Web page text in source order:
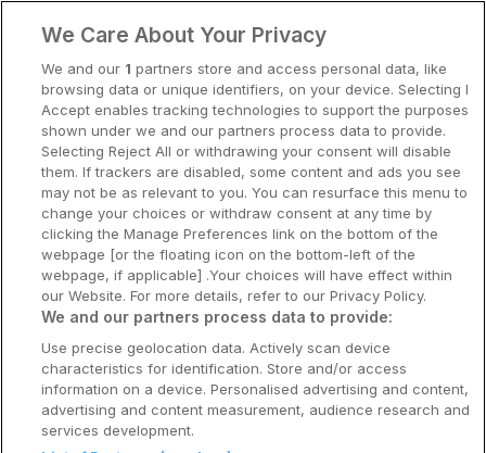
Stavanger
Bergen
Utforsk Norden
Om Coop HotellKupp
Konkurranse
Koselig avbrekk
Velvære i var
Premiumhotell
Venninnetur
We Care About Your Privacy
We and our 1 partners store and access personal data, like
browsing data or unique identifiers, on your device. Selecting I
Accept enables tracking technologies to support the purposes
shown under we and our partners process data to provide.
Selecting Reject All or withdrawing your consent will disable
them. If trackers are disabled, some content and ads you see
may not be as relevant to you. You can resurface this menu to
change your choices or withdraw consent at any time by
clicking the Manage Preferences link on the bottom of the
webpage [or the floating icon on the bottom-left of the
webpage, if applicable] .Your choices will have effect within
our Website. For more details, refer to our Privacy Policy.
We and our partners process data to provide:
Use precise geolocation data. Actively scan device
characteristics for identification. Store and/or access
information on a device. Personalised advertising and content,
advertising and content measurement, audience research and
services development.